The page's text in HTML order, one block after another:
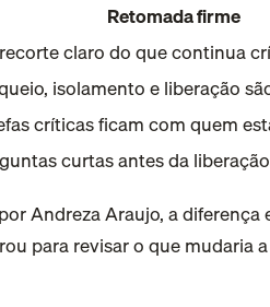
Retomada firme
claro do que continua
isolamento e liberação
críticas ficam com quem
curtas antes da liberação
Andreza Araujo, a
para revisar o que mudaria